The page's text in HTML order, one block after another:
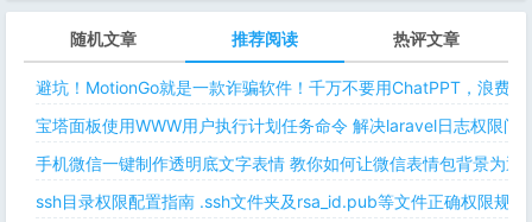
随机文章 推荐阅读 热评文章
避坑！MotionGo就是一款诈骗软件！千万不要用ChatPPT，浪费时
宝塔面板使用WWW用户执行计划任务命令 解决laravel日志权限问
手机微信一键制作透明底文字表情 教你如何让微信表情包背景为
ssh目录权限配置指南 .ssh文件夹及rsa_id.pub等文件正确权限规则